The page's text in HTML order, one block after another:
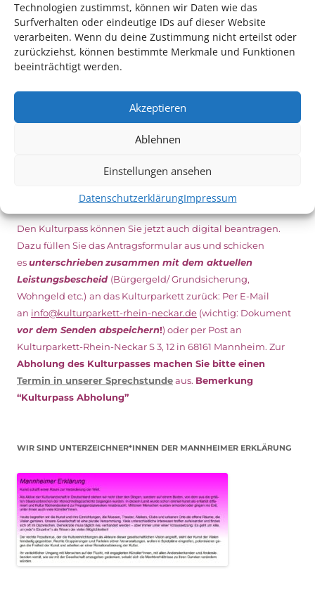
Technologien zustimmst, können wir Daten wie das
Surfverhalten oder eindeutige IDs auf dieser Website
verarbeiten. Wenn du deine Zustimmung nicht erteilst oder
zurückziehst, können bestimmte Merkmale und Funktionen
beeinträchtigt werden.
Akzeptieren
Ablehnen
Einstellungen ansehen
DatenschutzerklärungImpressum
Filmsin Ludwigshafen statt.
Vom 19. August bist zum 9. SeptemberhabenKulturpass-
Inhaber*innen freien Eintrittzu den Vorstellungen – 30
Minuten vor Beginn des Films und solange der Vorrat reicht!
NEU: DOWNLOAD UND DIGITAL BEANTRAGEN!
Den Kulturpass können Sie jetzt auch digital beantragen.
Dazu füllen Sie das Antragsformular aus und schicken
esunterschriebenzusammen mit dem aktuellen
Leistungsbescheid (Bürgergeld/ Grundsicherung,
Wohngeld etc.) an das Kulturparkett zurück: Per E-Mail
an info@kulturparkett-rhein-neckar.de (wichtig: Dokument
vor dem Senden abspeichern!) oder per Post an
Kulturparkett-Rhein-Neckar S 3, 12 in 68161 Mannheim. Zur
Abholung des Kulturpasses machen Sie bitte einen
Termin in unserer Sprechstundeaus. Bemerkung
“Kulturpass Abholung”
WIR SIND UNTERZEICHNER*INNEN DER MANNHEIMER ERKLÄRUNG